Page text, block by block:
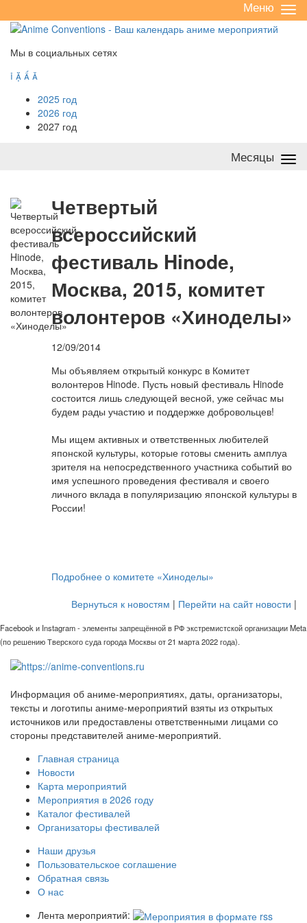
/
Меню
Мы в социальных сетях
   
2025 год
2026 год
2027 год
Месяцы
Четвертый
всероссийский
фестиваль Hinode,
Москва, 2015, комитет
волонтеров «Хиноделы»
12/09/2014
Мы объявляем открытый конкурс в Комитет
волонтеров Hinode. Пусть новый фестиваль Hinode
состоится лишь следующей весной, уже сейчас мы
будем рады участию и поддержке добровольцев!
Мы ищем активных и ответственных любителей
японской культуры, которые готовы сменить амплуа
зрителя на непосредственного участника событий во
имя успешного проведения фестиваля и своего
личного вклада в популяризацию японской культуры в
России!
Подробнее о комитете «Хиноделы»
Вернуться к новостям | Перейти на сайт новости |
Facebook и Instagram - элементы запрещённой в РФ экстремистской организации Meta
(по решению Тверского суда города Москвы от 21 марта 2022 года).
Информация об аниме-мероприятиях, даты, организаторы,
тексты и логотипы аниме-мероприятий взяты из открытых
источников или предоставлены ответственными лицами со
стороны представителей аниме-мероприятий.
Главная страница
Новости
Карта мероприятий
Мероприятия в 2026 году
Каталог фестивалей
Организаторы фестивалей
Наши друзья
Пользовательское соглашение
Обратная связь
О нас
Лента мероприятий: